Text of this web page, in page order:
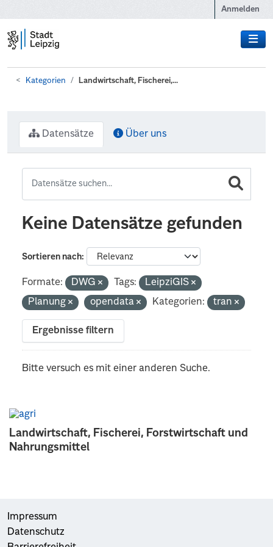
Anmelden
Kategorien Landwirtschaft, Fischerei,...
Landwirtschaft, Fischerei, Forstwirtschaft und
Nahrungsmittel
Datensätze Über uns
Keine Datensätze gefunden
Sortieren nach
Formate: DWG Tags:
LeipziGIS
Planung
opendata Kategorien: tran
Ergebnisse filtern
Bitte versuch es mit einer anderen Suche.
Impressum
Datenschutz